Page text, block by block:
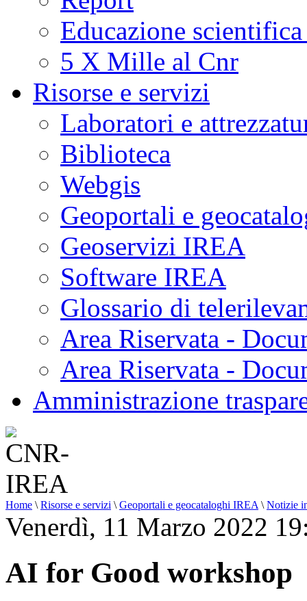
Educazione
5 X Mille al Cnr
Risorse e servizi
Laboratori e
Biblioteca
Webgis
Geoportali e
Geoservizi IREA
Software IREA
Glossario di
Area Riservata -
Area Riservata -
Amministrazione
Home \ Risorse e servizi \ Geoportali e geocataloghi IREA \ Notizie
Venerdì, 11 Marzo 2022
AI for Good workshop